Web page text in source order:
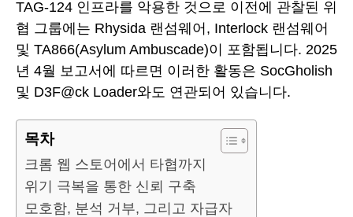
TAG-124 인프라를 악용한 것으로 이전에 관찰된 위
협 그룹에는 Rhysida 랜섬웨어, Interlock 랜섬웨어
및 TA866(Asylum Ambuscade)이 포함됩니다. 2025
년 4월 보고서에 따르면 이러한 활동은 SocGholish
및 D3F@ck Loader와도 연관되어 있습니다.
목차
크롬 웹 스토어에서 타협까지
위기 극복을 통한 신뢰 구축
모호함, 분석 거부, 그리고 자급자